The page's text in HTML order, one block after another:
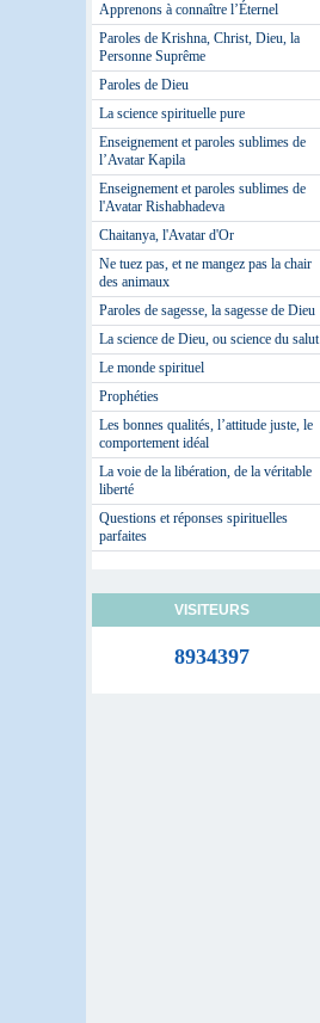
Apprenons à connaître l’Éternel
Paroles de Krishna, Christ, Dieu, la
Personne Suprême
Paroles de Dieu
La science spirituelle pure
Enseignement et paroles sublimes de
l’Avatar Kapila
Enseignement et paroles sublimes de
l'Avatar Rishabhadeva
Chaitanya, l'Avatar d'Or
Ne tuez pas, et ne mangez pas la chair
des animaux
Paroles de sagesse, la sagesse de Dieu
La science de Dieu, ou science du salut
Le monde spirituel
Prophéties
Les bonnes qualités, l’attitude juste, le
comportement idéal
La voie de la libération, de la véritable
liberté
Questions et réponses spirituelles
parfaites
VISITEURS
8934397